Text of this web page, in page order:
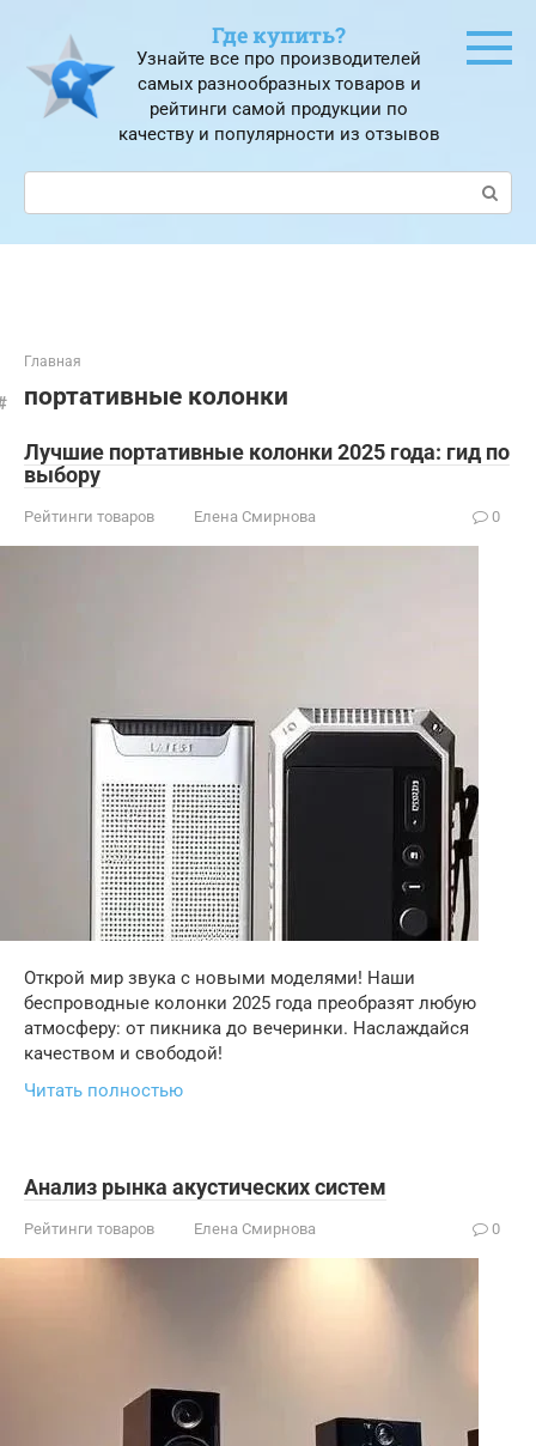
контенту
Где купить?
Узнайте все про производителей
самых разнообразных товаров и
рейтинги самой продукции по
качеству и популярности из отзывов
Поиск:
Главная
портативные колонки
Лучшие портативные колонки 2025 года: гид по
выбору
Рейтинги товаров Елена Смирнова 0
Открой мир звука с новыми моделями! Наши
беспроводные колонки 2025 года преобразят любую
атмосферу: от пикника до вечеринки. Наслаждайся
качеством и свободой!
Читать полностью
Анализ рынка акустических систем
Рейтинги товаров Елена Смирнова 0